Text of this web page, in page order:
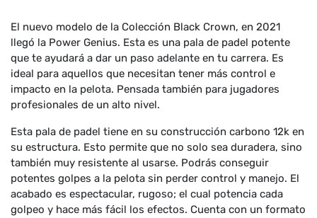
El nuevo modelo de la Colección Black Crown, en 2021
llegó la Power Genius. Esta es una pala de padel potente
que te ayudará a dar un paso adelante en tu carrera. Es
ideal para aquellos que necesitan tener más control e
impacto en la pelota. Pensada también para jugadores
profesionales de un alto nivel.
Esta pala de padel tiene en su construcción carbono 12k en
su estructura. Esto permite que no solo sea duradera, sino
también muy resistente al usarse. Podrás conseguir
potentes golpes a la pelota sin perder control y manejo. El
acabado es espectacular, rugoso; el cual potencia cada
golpeo y hace más fácil los efectos. Cuenta con un formato